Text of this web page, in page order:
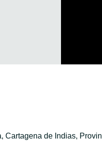
Cartagena de Indias,